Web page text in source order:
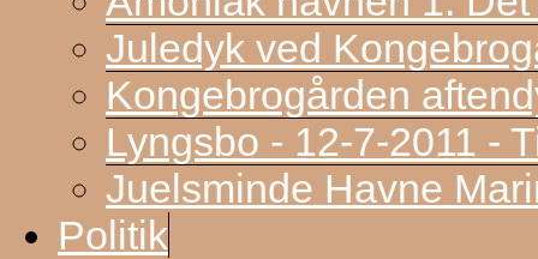
Juledyk ved
Kongebrogården
Lyngsbo - 12-7-2011 -
Juelsminde Havne
Politik